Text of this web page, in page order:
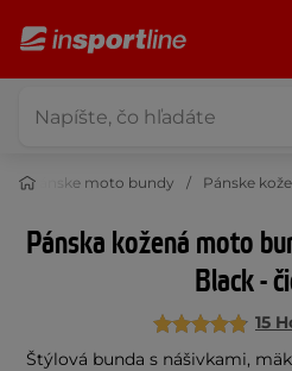
Pánske moto bundy Pánske
Pánska kožená moto
Black -
15
Štýlová bunda s nášivkami,